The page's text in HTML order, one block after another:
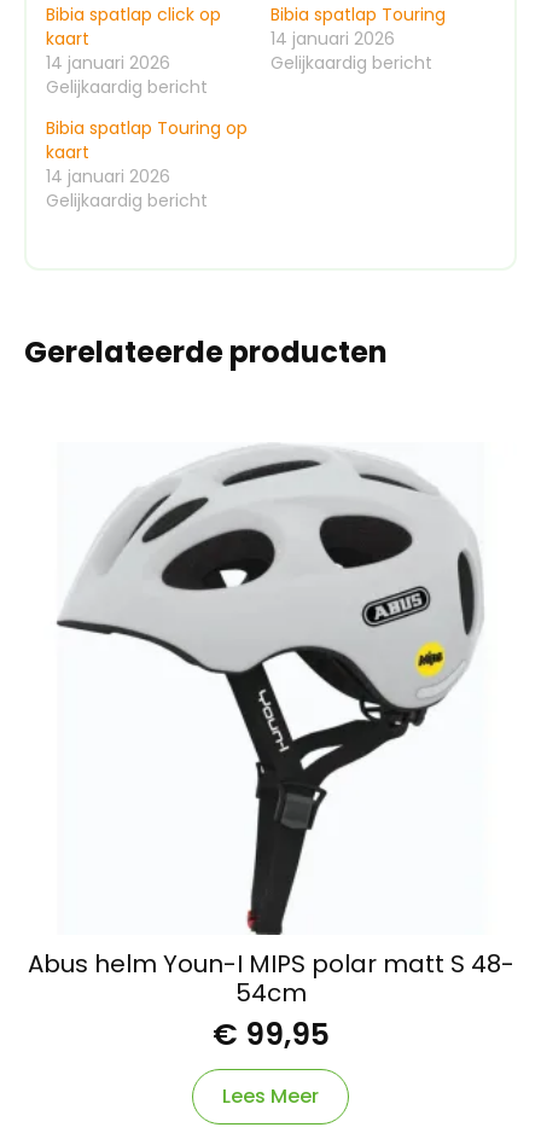
Bibia spatlap click op
kaart
14 januari 2026
Gelijkaardig bericht
Bibia spatlap Touring
14 januari 2026
Gelijkaardig bericht
Bibia spatlap Touring op
kaart
14 januari 2026
Gelijkaardig bericht
Gerelateerde producten
Abus helm Youn-I MIPS polar matt S 48-
54cm
€ 99,95
Lees Meer